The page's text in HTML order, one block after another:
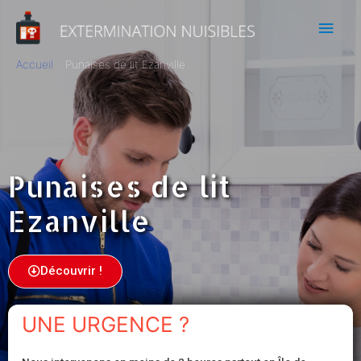
Accueil Punaises de lit Ezanville
Punaises de lit
Ezanville
Découvrir !
UNE URGENCE ?